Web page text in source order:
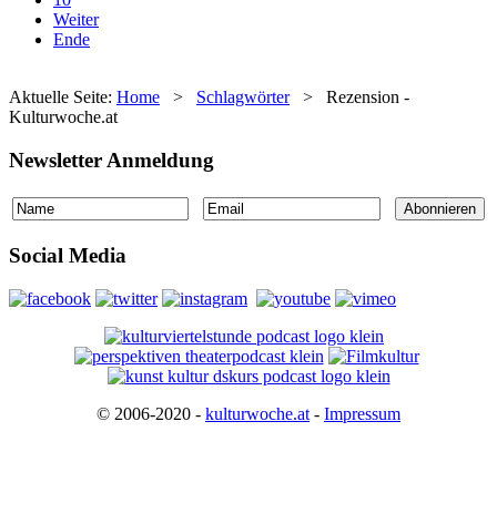
Weiter
Ende
Aktuelle Seite: Home > Schlagwörter > Rezension -
Kulturwoche.at
Newsletter Anmeldung
Social Media
© 2006-2020 - kulturwoche.at - Impressum